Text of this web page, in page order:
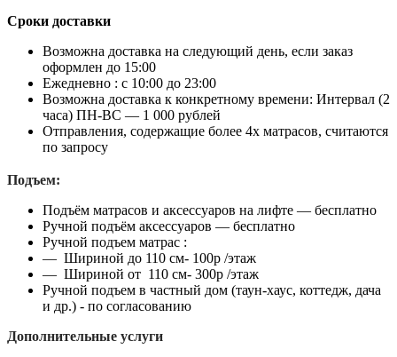
Сроки доставки
Возможна доставка на следующий день, если заказ
оформлен до 15:00
Ежедневно : с 10:00 до 23:00
Возможна доставка к конкретному времени: Интервал (2
часа) ПН-ВС — 1 000 рублей
Отправления, содержащие более 4х матрасов, считаются
по запросу
Подъем:
Подъём матрасов и аксессуаров на лифте — бесплатно
Ручной подъём аксессуаров — бесплатно
Ручной подъем матрас :
— Шириной до 110 см- 100р /этаж
— Шириной от 110 см- 300р /этаж
Ручной подъем в частный дом (таун-хаус, коттедж, дача
и др.) - по согласованию
Дополнительные услуги